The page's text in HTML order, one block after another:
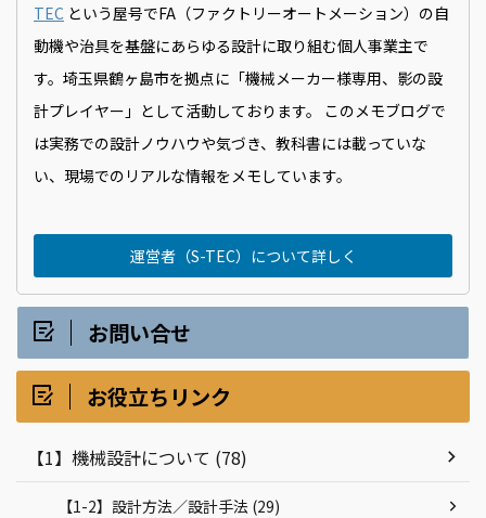
TEC という屋号でFA（ファクトリーオートメーション）の自
動機や治具を基盤にあらゆる設計に取り組む個人事業主で
す。埼玉県鶴ヶ島市を拠点に「機械メーカー様専用、影の設
計プレイヤー」として活動しております。 このメモブログで
は実務での設計ノウハウや気づき、教科書には載っていな
い、現場でのリアルな情報をメモしています。
運営者（S-TEC）について詳しく
お問い合せ
お役立ちリンク
【1】機械設計について (78)
【1-2】設計方法／設計手法 (29)